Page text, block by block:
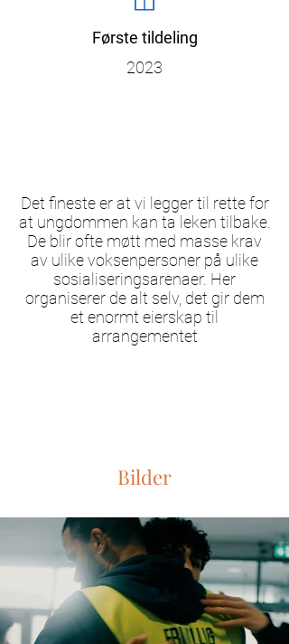
Første tildeling
2023
Det fineste er at vi legger til rette for
at ungdommen kan ta leken tilbake.
De blir ofte møtt med masse krav
av ulike voksenpersoner på ulike
sosialiseringsarenaer. Her
organiserer de alt selv, det gir dem
et enormt eierskap til
arrangementet
Bilder